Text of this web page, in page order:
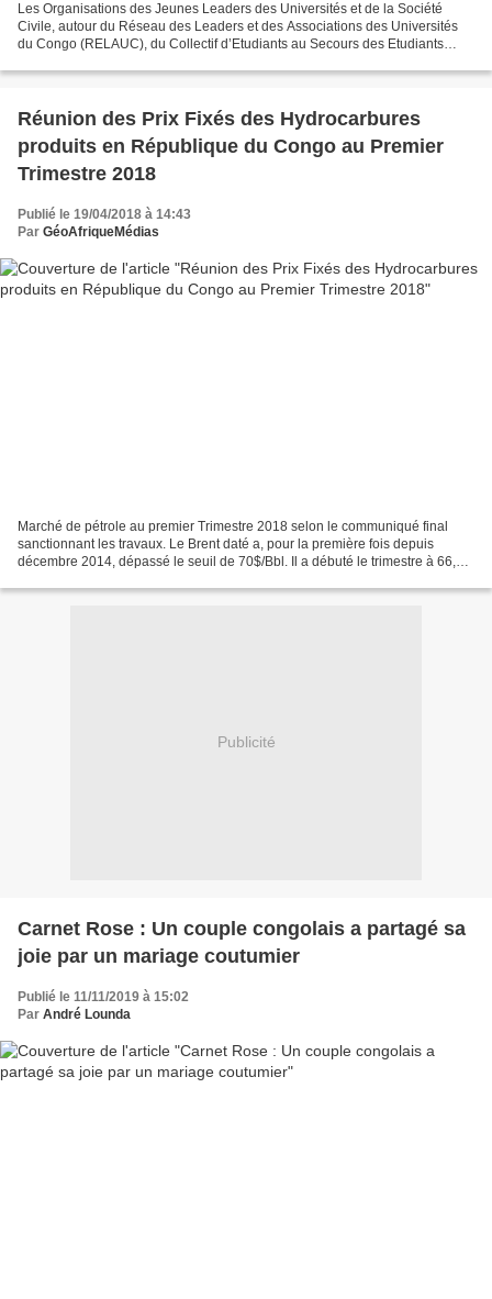
Les Organisations des Jeunes Leaders des Universités et de la Société
Civile, autour du Réseau des Leaders et des Associations des Universités
du Congo (RELAUC), du Collectif d’Etudiants au Secours des Etudiants
Réunion des Prix Fixés des Hydrocarbures
produits en République du Congo au Premier
Trimestre 2018
Publié le 19/04/2018 à 14:43
Par GéoAfriqueMédias
Marché de pétrole au premier Trimestre 2018 selon le communiqué final
sanctionnant les travaux. Le Brent daté a, pour la première fois depuis
décembre 2014, dépassé le seuil de 70$/Bbl. Il a débuté le trimestre à 66,6
Publicité
Carnet Rose : Un couple congolais a partagé sa
joie par un mariage coutumier
Publié le 11/11/2019 à 15:02
Par André Lounda